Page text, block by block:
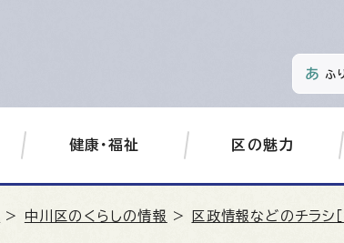
ふ
健康・福祉 区の魅力
> 中川区のくらしの情報 > 区政情報などのチラシ［